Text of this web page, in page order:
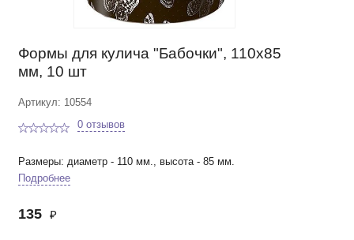
Формы для кулича "Бабочки", 110х85
мм, 10 шт
Артикул: 10554
0 отзывов
Размеры: диаметр - 110 мм., высота - 85 мм.
Подробнее
135 ₽